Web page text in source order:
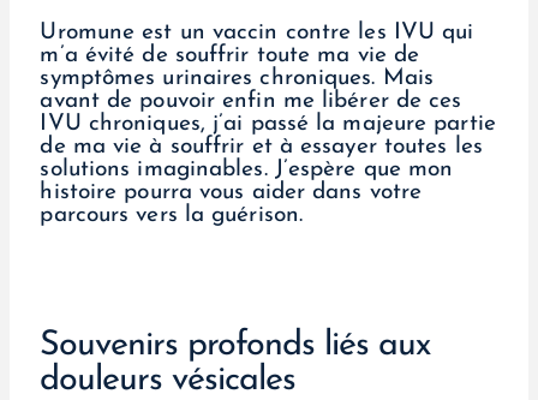
Uromune est un vaccin contre les IVU qui
m’a évité de souffrir toute ma vie de
symptômes urinaires chroniques. Mais
avant de pouvoir enfin me libérer de ces
IVU chroniques, j’ai passé la majeure partie
de ma vie à souffrir et à essayer toutes les
solutions imaginables. J’espère que mon
histoire pourra vous aider dans votre
parcours vers la guérison.
Souvenirs profonds liés aux
douleurs vésicales